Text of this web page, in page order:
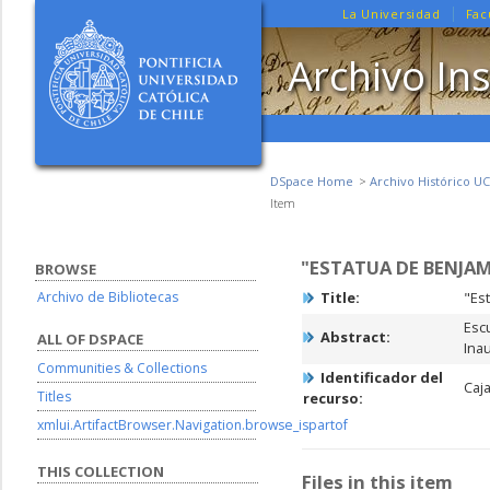
La Universidad
Archivo
DSpace Home
Archivo Histórico UC
Item
"ESTATUA DE
Title:
Abstract:
Identificador del
recurso:
Files in this item
BROWSE
Archivo de Bibliotecas
ALL OF DSPACE
Communities & Collections
Titles
xmlui.ArtifactBrowser.Navigation.browse_ispartof
THIS COLLECTION